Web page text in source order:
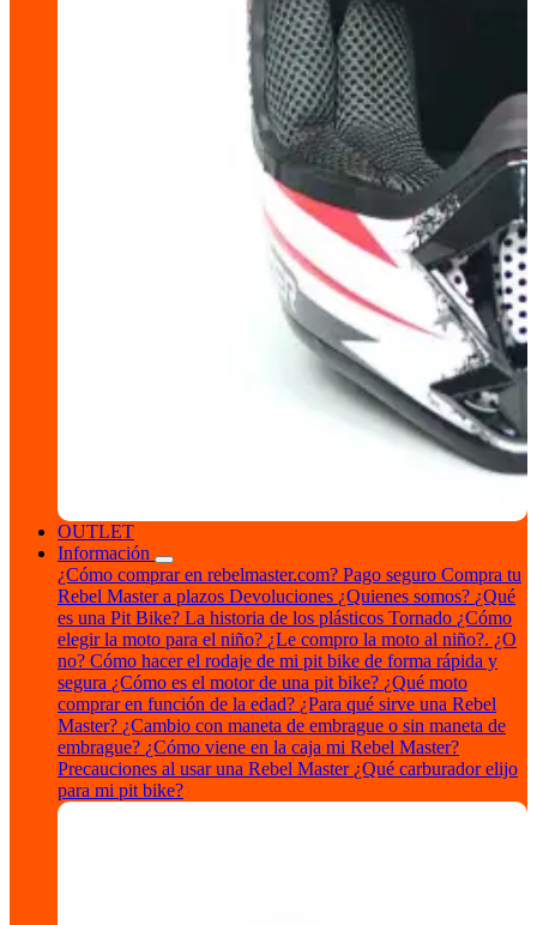
OUTLET
Información
¿Cómo comprar en rebelmaster.com? Pago seguro Compra tu
Rebel Master a plazos Devoluciones ¿Quienes somos? ¿Qué
es una Pit Bike? La historia de los plásticos Tornado ¿Cómo
elegir la moto para el niño? ¿Le compro la moto al niño?. ¿O
no? Cómo hacer el rodaje de mi pit bike de forma rápida y
segura ¿Cómo es el motor de una pit bike? ¿Qué moto
comprar en función de la edad? ¿Para qué sirve una Rebel
Master? ¿Cambio con maneta de embrague o sin maneta de
embrague? ¿Cómo viene en la caja mi Rebel Master?
Precauciones al usar una Rebel Master ¿Qué carburador elijo
para mi pit bike?